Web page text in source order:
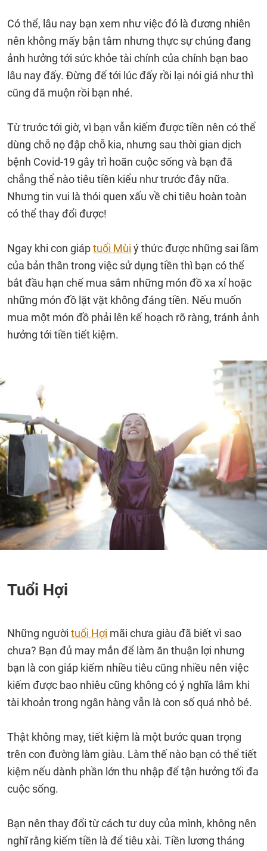
Có thể, lâu nay bạn xem như việc đó là đương nhiên
nên không mấy bận tâm nhưng thực sự chúng đang
ảnh hưởng tới sức khỏe tài chính của chính bạn bao
lâu nay đấy. Đừng để tới lúc đấy rồi lại nói giá như thì
cũng đã muộn rồi bạn nhé.
Từ trước tới giờ, vì bạn vẫn kiếm được tiền nên có thể
dùng chỗ nọ đập chỗ kia, nhưng sau thời gian dịch
bệnh Covid-19 gây trì hoãn cuộc sống và bạn đã
chẳng thể nào tiêu tiền kiểu như trước đây nữa.
Nhưng tin vui là thói quen xấu về chi tiêu hoàn toàn
có thể thay đổi được!
Ngay khi con giáptuổi Mùi ý thức được những sai lầm
của bản thân trong việc sử dụng tiền thì bạn có thể
bắt đầu hạn chế mua sắm những món đồ xa xỉ hoặc
những món đồ lặt vặt không đáng tiền. Nếu muốn
mua một món đồ phải lên kế hoạch rõ ràng, tránh ảnh
hưởng tới tiền tiết kiệm.
Tuổi Hợi
Những người tuổi Hợi mãi chưa giàu đã biết vì sao
chưa? Bạn đủ may mắn để làm ăn thuận lợi nhưng
bạn là con giáp kiếm nhiều tiêu cũng nhiều nên việc
kiếm được bao nhiêu cũng không có ý nghĩa lắm khi
tài khoản trong ngân hàng vẫn là con số quá nhỏ bé.
Thật không may, tiết kiệm là một bước quan trọng
trên con đường làm giàu. Làm thế nào bạn có thể tiết
kiệm nếu dành phần lớn thu nhập để tận hưởng tối đa
cuộc sống.
Bạn nên thay đổi từ cách tư duy của mình, không nên
nghĩ rằng kiếm tiền là để tiêu xài. Tiền lương tháng